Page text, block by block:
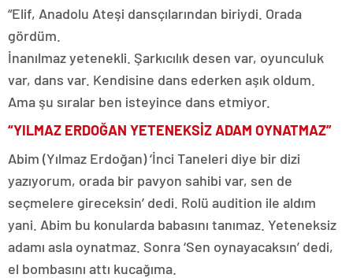
“Elif, Anadolu Ateşi dansçılarından biriydi. Orada
gördüm.
İnanılmaz yetenekli. Şarkıcılık desen var, oyunculuk
var, dans var. Kendisine dans ederken aşık oldum.
Ama şu sıralar ben isteyince dans etmiyor.
“YILMAZ ERDOĞAN YETENEKSİZ ADAM OYNATMAZ”
Abim (Yılmaz Erdoğan) ‘İnci Taneleri diye bir dizi
yazıyorum, orada bir pavyon sahibi var, sen de
seçmelere gireceksin’ dedi. Rolü audition ile aldım
yani. Abim bu konularda babasını tanımaz. Yeteneksiz
adamı asla oynatmaz. Sonra ‘Sen oynayacaksın’ dedi,
el bombasını attı kucağıma.